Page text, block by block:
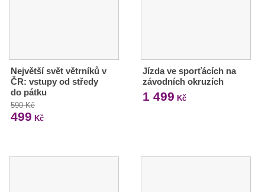
Největší svět větrníků v
ČR: vstupy od středy
do pátku
590 Kč
499 Kč
Jízda ve sporťácích na
závodních okruzích
1 499 Kč